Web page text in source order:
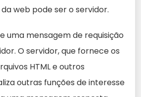
web pode ser o servidor.
uma mensagem de requisição
O servidor, que fornece os
HTML e outros
outras funções de interesse